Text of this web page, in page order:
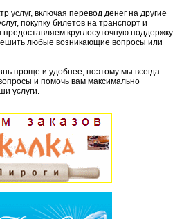
услуг, включая перевод денег на другие
покупку билетов на транспорт и
круглосуточную поддержку
любые возникающие вопросы или
проще и удобнее, поэтому мы всегда
и помочь вам максимально
услуги.